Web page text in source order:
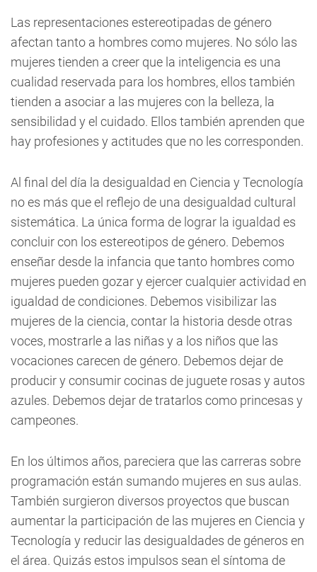
Las representaciones estereotipadas de género
afectan tanto a hombres como mujeres. No sólo las
mujeres tienden a creer que la inteligencia es una
cualidad reservada para los hombres, ellos también
tienden a asociar a las mujeres con la belleza, la
sensibilidad y el cuidado. Ellos también aprenden que
hay profesiones y actitudes que no les corresponden.
Al final del día la desigualdad en Ciencia y Tecnología
no es más que el reflejo de una desigualdad cultural
sistemática. La única forma de lograr la igualdad es
concluir con los estereotipos de género. Debemos
enseñar desde la infancia que tanto hombres como
mujeres pueden gozar y ejercer cualquier actividad en
igualdad de condiciones. Debemos visibilizar las
mujeres de la ciencia, contar la historia desde otras
voces, mostrarle a las niñas y a los niños que las
vocaciones carecen de género. Debemos dejar de
producir y consumir cocinas de juguete rosas y autos
azules. Debemos dejar de tratarlos como princesas y
campeones.
En los últimos años, pareciera que las carreras sobre
programación están sumando mujeres en sus aulas.
También surgieron diversos proyectos que buscan
aumentar la participación de las mujeres en Ciencia y
Tecnología y reducir las desigualdades de géneros en
el área. Quizás estos impulsos sean el síntoma de